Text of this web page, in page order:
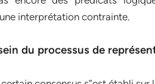
interprétation contrainte.
du processus de